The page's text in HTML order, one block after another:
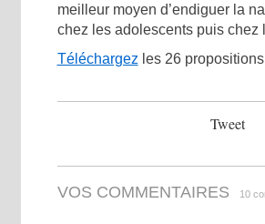
meilleur moyen d’endiguer la
chez les adolescents puis chez
Téléchargez les 26
Tweet
VOS COMMENTAIRES 10